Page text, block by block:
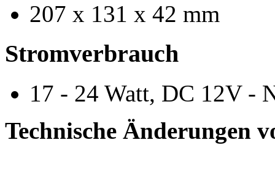
207 x 131 x 42 mm
Stromverbrauch
17 - 24 Watt, DC 12V -
Technische Änderungen